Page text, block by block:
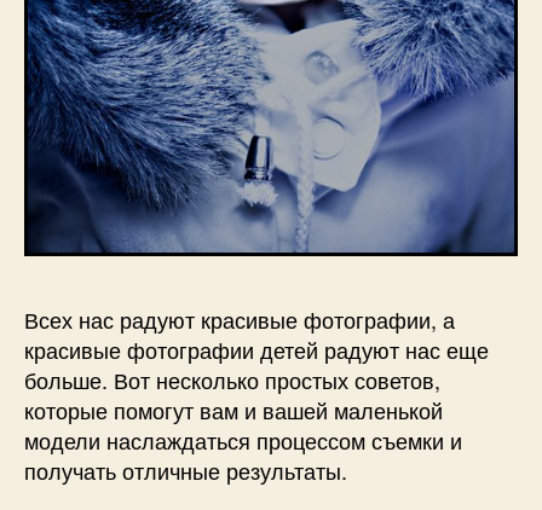
Всех нас радуют красивые фотографии, а
красивые фотографии детей радуют нас еще
больше. Вот несколько простых советов,
которые помогут вам и вашей маленькой
модели наслаждаться процессом съемки и
получать отличные результаты.